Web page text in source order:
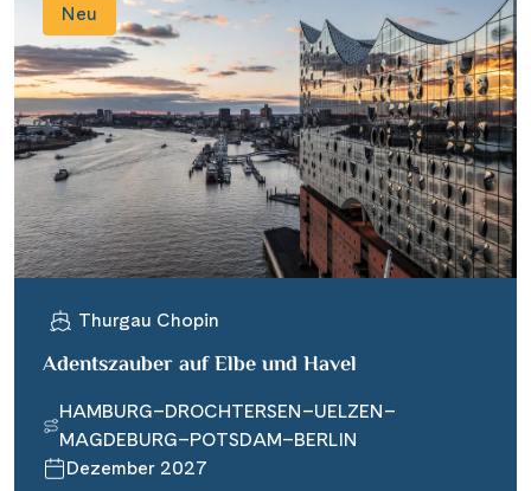
Neu
Thurgau Chopin
Adentszauber auf Elbe und Havel
HAMBURG–DROCHTERSEN–UELZEN–
MAGDEBURG–POTSDAM–BERLIN
Dezember 2027